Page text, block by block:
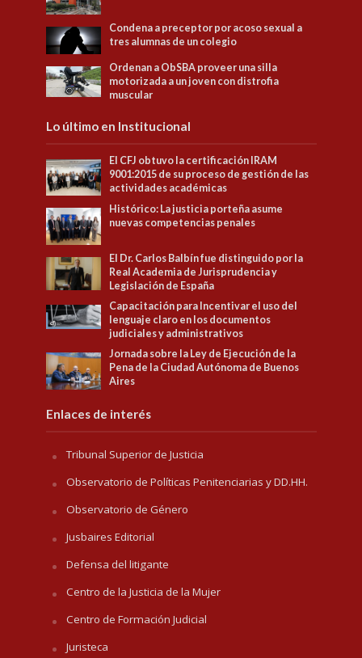
Condena a preceptor por acoso sexual a
tres alumnas de un colegio
Ordenan a ObSBA proveer una silla
motorizada a un joven con distrofia
muscular
Lo último en Institucional
El CFJ obtuvo la certificación IRAM
9001:2015 de su proceso de gestión de las
actividades académicas
Histórico: La justicia porteña asume
nuevas competencias penales
El Dr. Carlos Balbín fue distinguido por la
Real Academia de Jurisprudencia y
Legislación de España
Capacitación para Incentivar el uso del
lenguaje claro en los documentos
judiciales y administrativos
Jornada sobre la Ley de Ejecución de la
Pena de la Ciudad Autónoma de Buenos
Aires
Enlaces de interés
Tribunal Superior de Justicia
Observatorio de Políticas Penitenciarias y DD.HH.
Observatorio de Género
Jusbaires Editorial
Defensa del litigante
Centro de la Justicia de la Mujer
Centro de Formación Judicial
Juristeca